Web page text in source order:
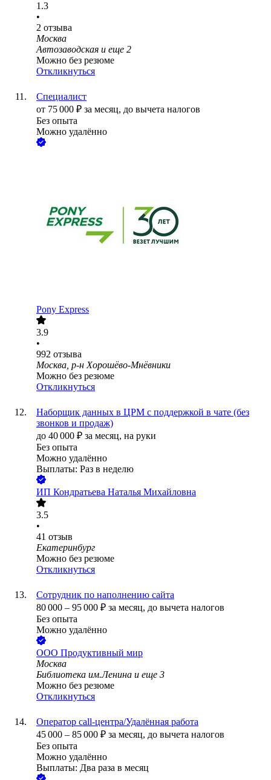
1.3
•
2 отзыва
Москва
Автозаводская и еще 2
Можно без резюме
Откликнуться
Специалист
от 75 000 ₽ за месяц, до вычета налогов
Без опыта
Можно удалённо
Pony Express
3.9
•
992 отзыва
Москва, р-н Хорошёво-Мнёвники
Можно без резюме
Откликнуться
Наборщик данных в ЦРМ с поддержкой в чате (без
звонков и продаж)
до 40 000 ₽ за месяц, на руки
Без опыта
Можно удалённо
Выплаты: Раз в неделю
ИП Кондратьева Наталья Михайловна
3.5
•
41 отзыв
Екатеринбург
Можно без резюме
Откликнуться
Сотрудник по наполнению сайта
80 000 – 95 000 ₽ за месяц, до вычета налогов
Без опыта
Можно удалённо
ООО Продуктивный мир
Москва
Библиотека им.Ленина и еще 3
Можно без резюме
Откликнуться
Оператор call-центра/Удалённая работа
45 000 – 85 000 ₽ за месяц, до вычета налогов
Без опыта
Можно удалённо
Выплаты: Два раза в месяц